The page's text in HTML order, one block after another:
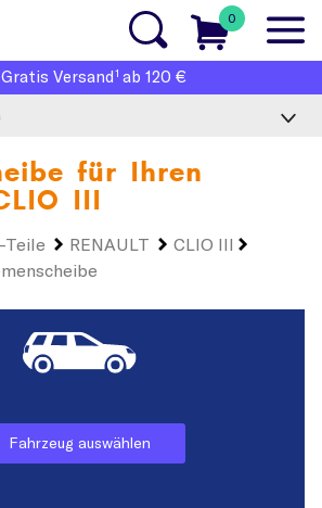
0
Gratis Versand1 ab 120 €
für Ihren
III
Teile RENAULT
CLIO III
Fahrzeug auswählen